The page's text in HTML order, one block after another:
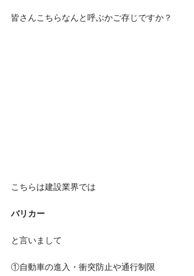
皆さんこちらなんと呼ぶかご存じですか？
こちらは建設業界では
バリカー
と言いまして
①自動車の進入・衝突防止や通行制限